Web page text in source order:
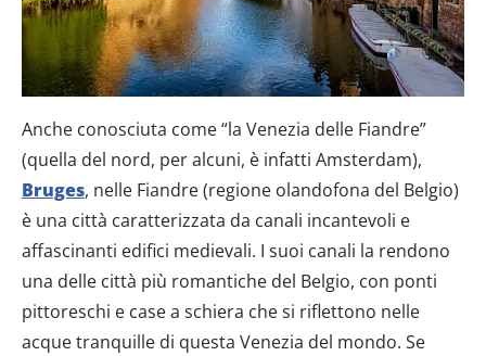
Anche conosciuta come “la Venezia delle Fiandre”
(quella del nord, per alcuni, è infatti Amsterdam),
Bruges, nelle Fiandre (regione olandofona del Belgio)
è una città caratterizzata da canali incantevoli e
affascinanti edifici medievali. I suoi canali la rendono
una delle città più romantiche del Belgio, con ponti
pittoreschi e case a schiera che si riflettono nelle
acque tranquille di questa Venezia del mondo. Se